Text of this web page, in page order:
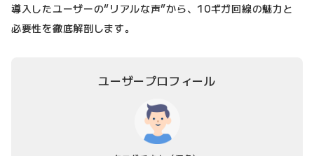
導入したユーザーの“リアルな声”から、10ギガ回線の魅力と
必要性を徹底解剖します。
ユーザープロフィール